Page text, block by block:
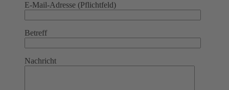
E-Mail-Adresse (Pflichtfeld)
Betreff
Nachricht